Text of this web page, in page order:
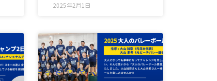
2025年2月1日